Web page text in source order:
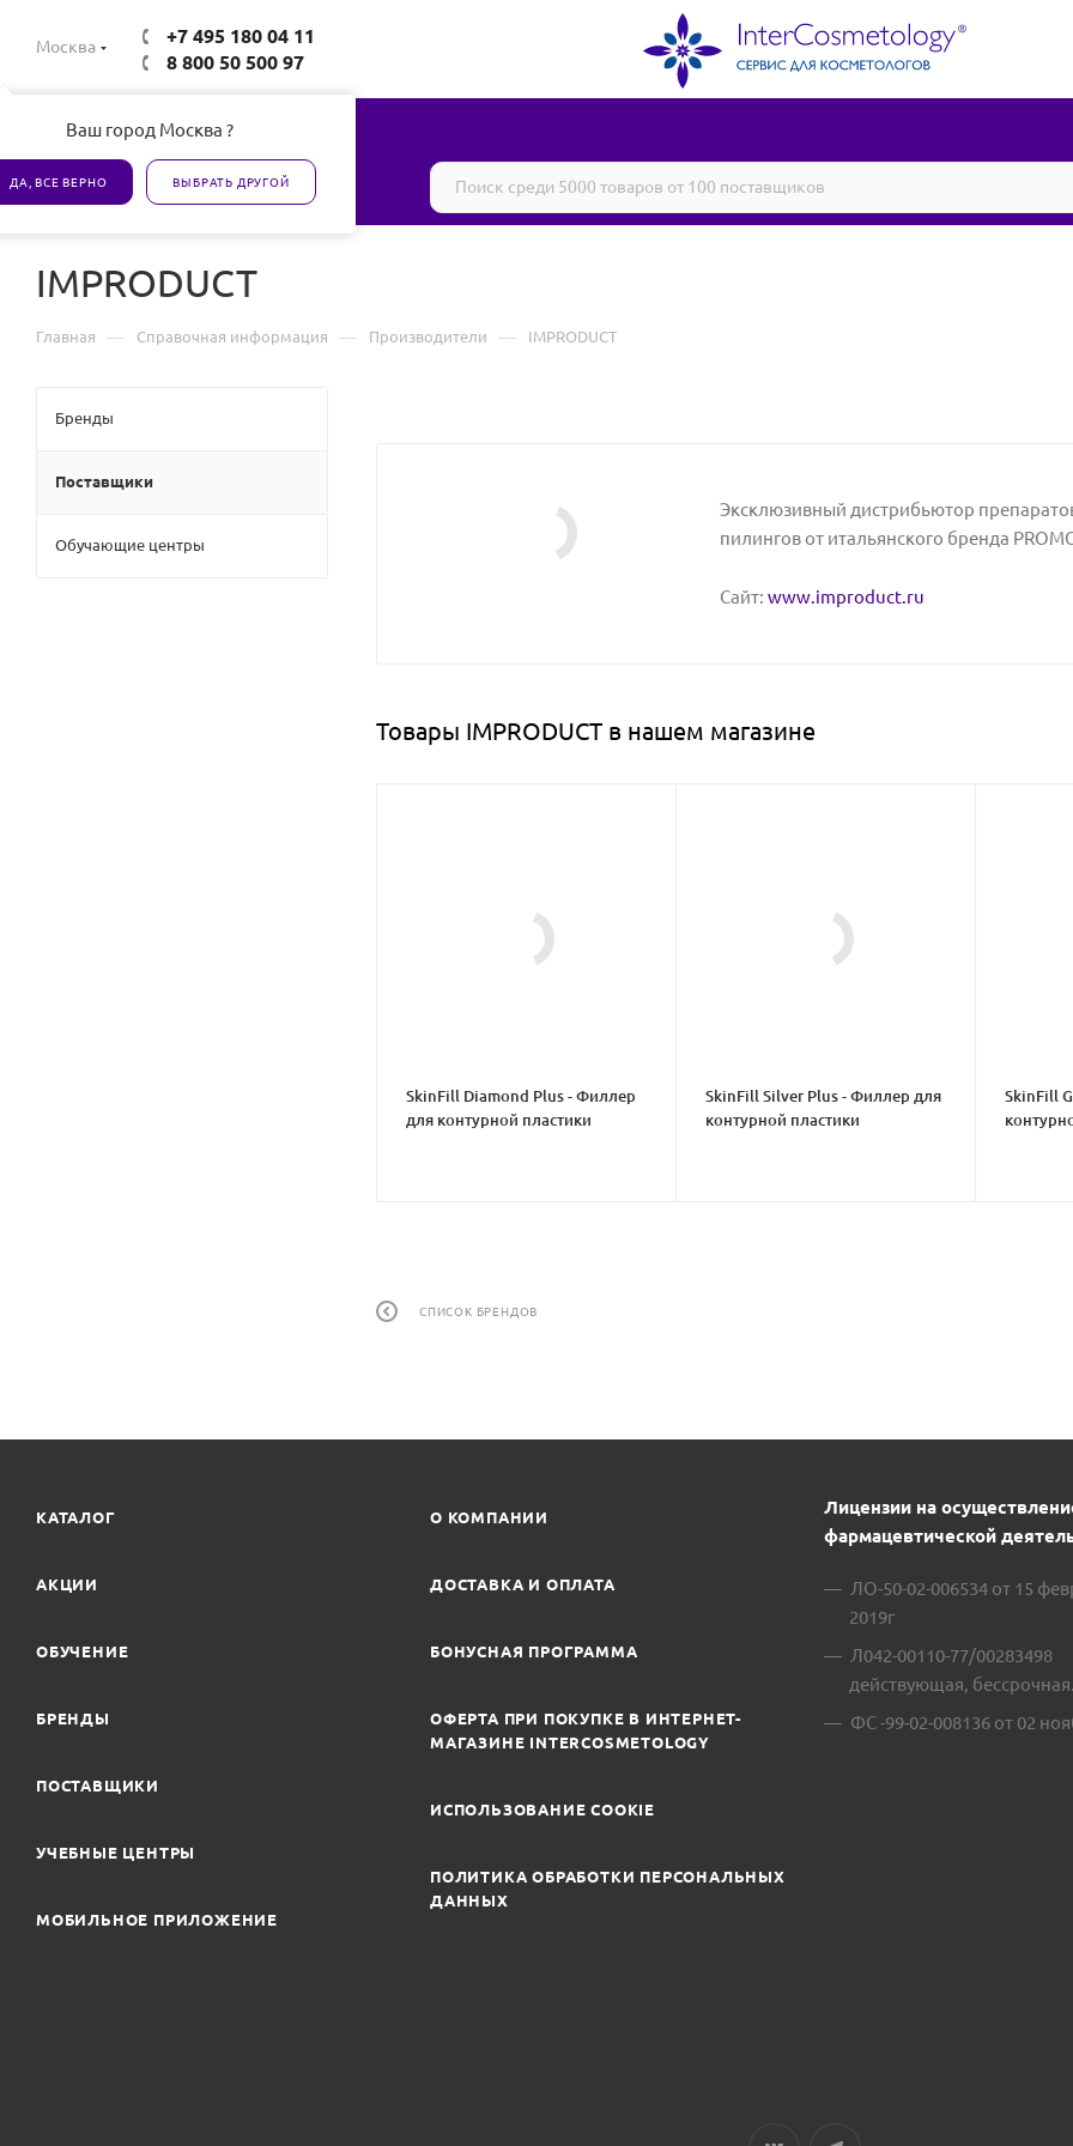
Москва
Ваш город Москва ?
ДА, ВСЕ ВЕРНО ВЫБРАТЬ ДРУГОЙ
+7 495 180 04 11
8 800 50 500 97
Все товары сертифицированы
IMPRODUCT
Главная — Справочная информация — Производители — IMPRODUCT
Эксклюзивный дистрибьютор
пилингов от итальянского бренда
Сайт: www.improduct.ru
Товары IMPRODUCT в нашем магазине
SkinFill Diamond Plus - Филлер
для контурной пластики
SkinFill Silver Plus - Филлер для
контурной пластики
SkinFill
СПИСОК БРЕНДОВ
Бренды
Поставщики
Обучающие центры
КАТАЛОГ
АКЦИИ
ОБУЧЕНИЕ
БРЕНДЫ
ПОСТАВЩИКИ
УЧЕБНЫЕ ЦЕНТРЫ
МОБИЛЬНОЕ ПРИЛОЖЕНИЕ
О КОМПАНИИ
ДОСТАВКА И ОПЛАТА
БОНУСНАЯ ПРОГРАММА
ОФЕРТА ПРИ ПОКУПКЕ В ИНТЕРНЕТ-
МАГАЗИНЕ INTERCOSMETOLOGY
ИСПОЛЬЗОВАНИЕ COOKIE
ПОЛИТИКА ОБРАБОТКИ ПЕРСОНАЛЬНЫХ
ДАННЫХ
Лицензии на
фармацевтической
ЛО-50-02-006534 от 15
2019г
Л042-00110-77/00283498
действующая, бессрочная.
ФС -99-02-008136 от 02